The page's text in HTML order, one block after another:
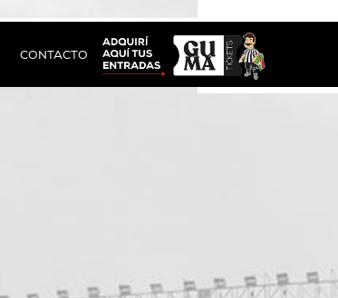
CONTACTO